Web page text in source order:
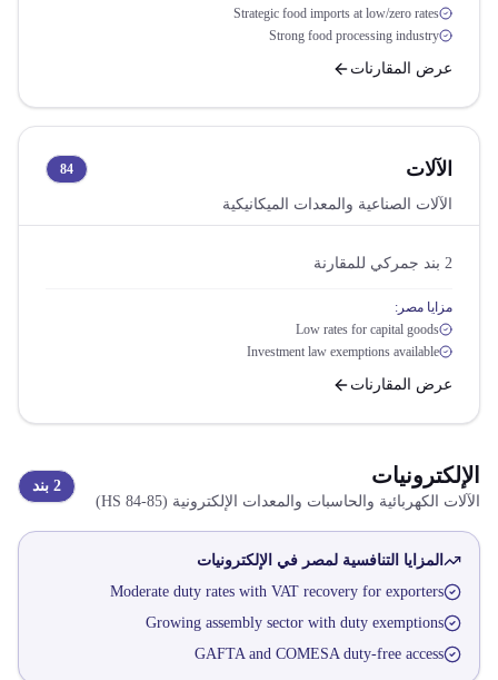
Strategic food imports at low/zero rates
Strong food processing industry
عرض المقارنات
الآلات 84
الآلات الصناعية والمعدات الميكانيكية
2 بند جمركي للمقارنة
مزايا مصر:
Low rates for capital goods
Investment law exemptions available
عرض المقارنات
الإلكترونيات
الآلات الكهربائية والحاسبات والمعدات الإلكترونية (HS
84-85
)
2 بند
المزايا التنافسية لمصر في الإلكترونيات
Moderate duty rates with VAT recovery for exporters
Growing assembly sector with duty exemptions
GAFTA and COMESA duty-free access